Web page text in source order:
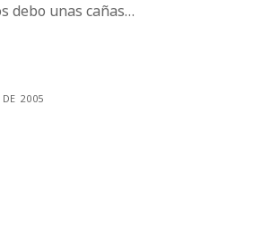
debo unas cañas…
2005